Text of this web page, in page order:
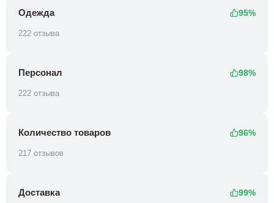
Одежда 95%
222 отзыва
Персонал 98%
222 отзыва
Количество товаров 96%
217 отзывов
Доставка 99%